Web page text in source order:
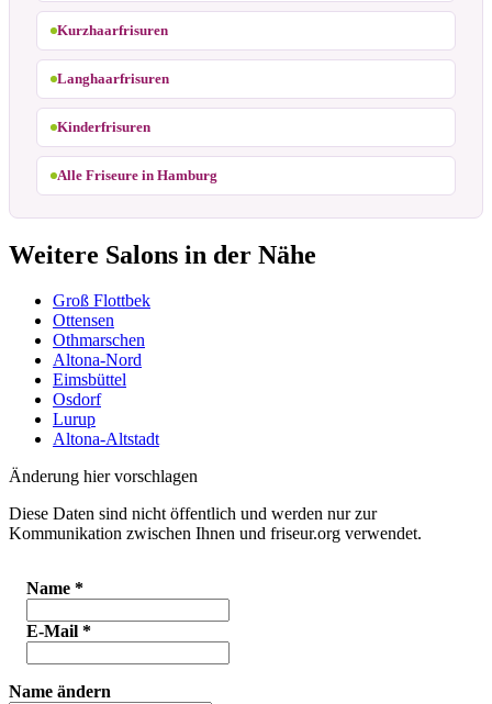
Kurzhaarfrisuren
Langhaarfrisuren
Kinderfrisuren
Alle Friseure in Hamburg
Weitere Salons in der Nähe
Groß Flottbek
Ottensen
Othmarschen
Altona-Nord
Eimsbüttel
Osdorf
Lurup
Altona-Altstadt
Änderung hier vorschlagen
Diese Daten sind nicht öffentlich und werden nur zur
Kommunikation zwischen Ihnen und friseur.org verwendet.
Name *
E-Mail *
Name ändern